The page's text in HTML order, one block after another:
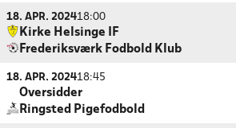
18. APR. 202418:00
Kirke Helsinge IF
Frederiksværk Fodbold Klub
18. APR. 202418:45
Oversidder
Ringsted Pigefodbold